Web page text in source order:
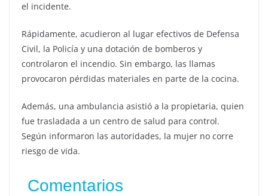
el incidente.
Rápidamente, acudieron al lugar efectivos de Defensa
Civil, la Policía y una dotación de bomberos y
controlaron el incendio. Sin embargo, las llamas
provocaron pérdidas materiales en parte de la cocina.
Además, una ambulancia asistió a la propietaria, quien
fue trasladada a un centro de salud para control.
Según informaron las autoridades, la mujer no corre
riesgo de vida.
Comentarios